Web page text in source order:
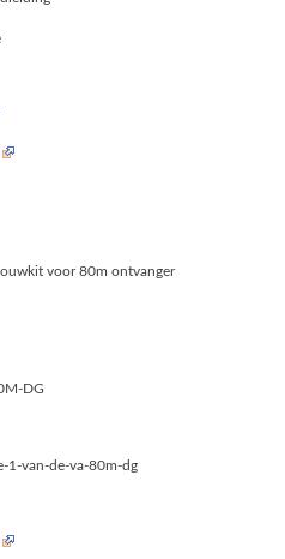
voor 80m ontvanger
DG
1-van-de-va-80m-dg